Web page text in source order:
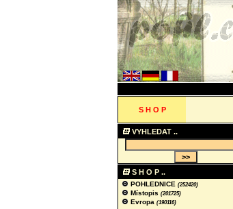
S H O P
VYHLEDAT ..
S H O P ..
POHLEDNICE (252420)
Místopis (201725)
Evropa (190116)